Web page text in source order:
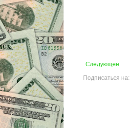
Следующее
Подписаться на: